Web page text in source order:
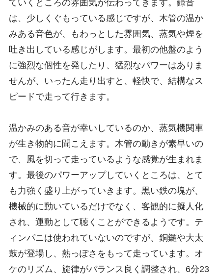
ていくところの雰囲気が伝わってきます。録音
は、少しくぐもっている感じですが、木管の温か
みある音色が、もわっとした雰囲気、蒸気や煙を
吐き出している感じがします。最初の他盤のよう
に強烈な個性を発したり、猛烈なパワーはありま
せんが、いったん走り出すと、軽快で、結構なス
ピードで走って行きます。
温かみのある音が幸いしているのか、蒸気機関車
が生き物的に聞こえます。木管の動きが素早いの
で、風を切って走っているような感覚が生まれま
す。最後のパワーアップしていくところは、とて
も力強く盛り上がっていきます。黒い鉄の塊が、
機械的に動いているだけでなく、客観的に擬人化
され、運動として聴くことができるようです。テ
ィンパニは使われていないのですが、銅鑼や大太
鼓が登場し、熱っぽさをもって走っています。オ
ケのリズム、旋律がバランス良く調整され、6分23